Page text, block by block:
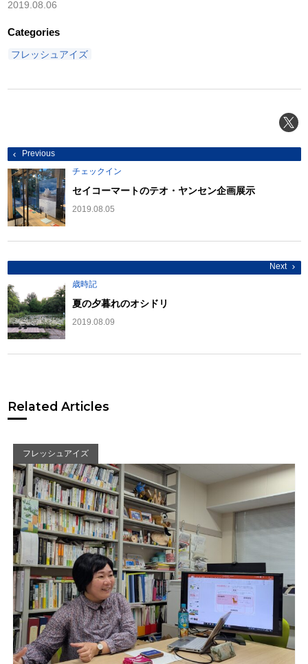
2019.08.06
Categories
フレッシュアイズ
投
稿
ナ
ビ
ゲ
ー
シ
ョ
ン
Previous
チェックイン
セイコーマートのテオ・ヤンセン企画展示
2019.08.05
Next
歳時記
夏の夕暮れのオシドリ
2019.08.09
Related Articles
フレッシュアイズ